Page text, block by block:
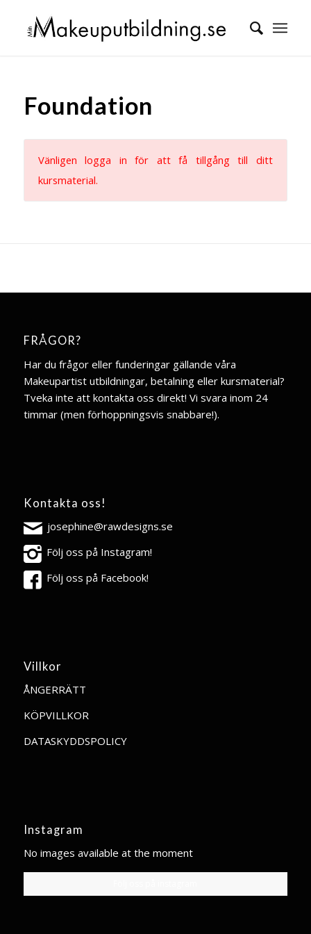
Foundation
Vänligen logga in för att få tillgång till ditt
kursmaterial.
FRÅGOR?
Har du frågor eller funderingar gällande våra
Makeupartist utbildningar, betalning eller kursmaterial?
Tveka inte att kontakta oss direkt! Vi svara inom 24
timmar (men förhoppningsvis snabbare!).
Kontakta oss!
josephine@rawdesigns.se
Följ oss på Instagram!
Följ oss på Facebook!
Villkor
ÅNGERRÄTT
KÖPVILLKOR
DATASKYDDSPOLICY
Instagram
No images available at the moment